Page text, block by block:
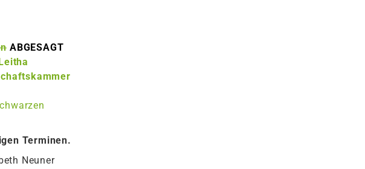
ABGESAGT
Terminen.
Neuner